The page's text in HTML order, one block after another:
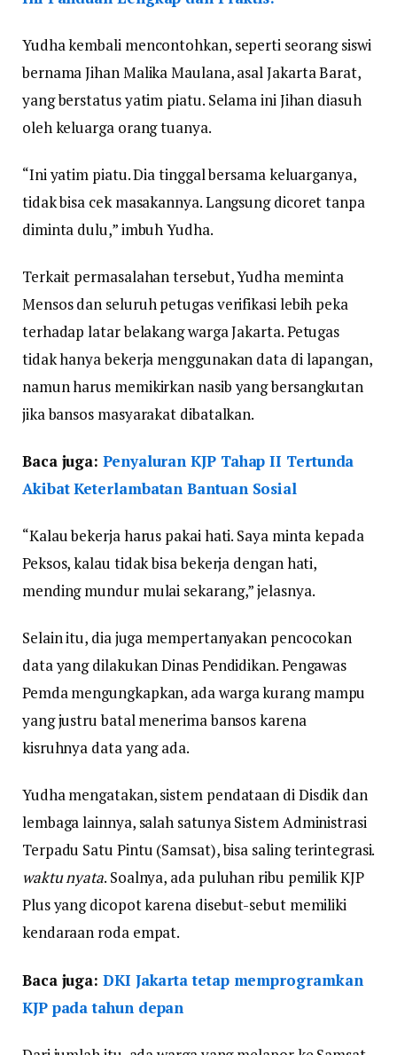
Yudha kembali mencontohkan, seperti seorang siswi
bernama Jihan Malika Maulana, asal Jakarta Barat,
yang berstatus yatim piatu. Selama ini Jihan diasuh
oleh keluarga orang tuanya.
“Ini yatim piatu. Dia tinggal bersama keluarganya,
tidak bisa cek masakannya. Langsung dicoret tanpa
diminta dulu,” imbuh Yudha.
Terkait permasalahan tersebut, Yudha meminta
Mensos dan seluruh petugas verifikasi lebih peka
terhadap latar belakang warga Jakarta. Petugas
tidak hanya bekerja menggunakan data di lapangan,
namun harus memikirkan nasib yang bersangkutan
jika bansos masyarakat dibatalkan.
Baca juga:Penyaluran KJP Tahap II Tertunda
Akibat Keterlambatan Bantuan Sosial
“Kalau bekerja harus pakai hati. Saya minta kepada
Peksos, kalau tidak bisa bekerja dengan hati,
mending mundur mulai sekarang,” jelasnya.
Selain itu, dia juga mempertanyakan pencocokan
data yang dilakukan Dinas Pendidikan. Pengawas
Pemda mengungkapkan, ada warga kurang mampu
yang justru batal menerima bansos karena
kisruhnya data yang ada.
Yudha mengatakan, sistem pendataan di Disdik dan
lembaga lainnya, salah satunya Sistem Administrasi
Terpadu Satu Pintu (Samsat), bisa saling terintegrasi.
waktu nyata. Soalnya, ada puluhan ribu pemilik KJP
Plus yang dicopot karena disebut-sebut memiliki
kendaraan roda empat.
Baca juga:DKI Jakarta tetap memprogramkan
KJP pada tahun depan